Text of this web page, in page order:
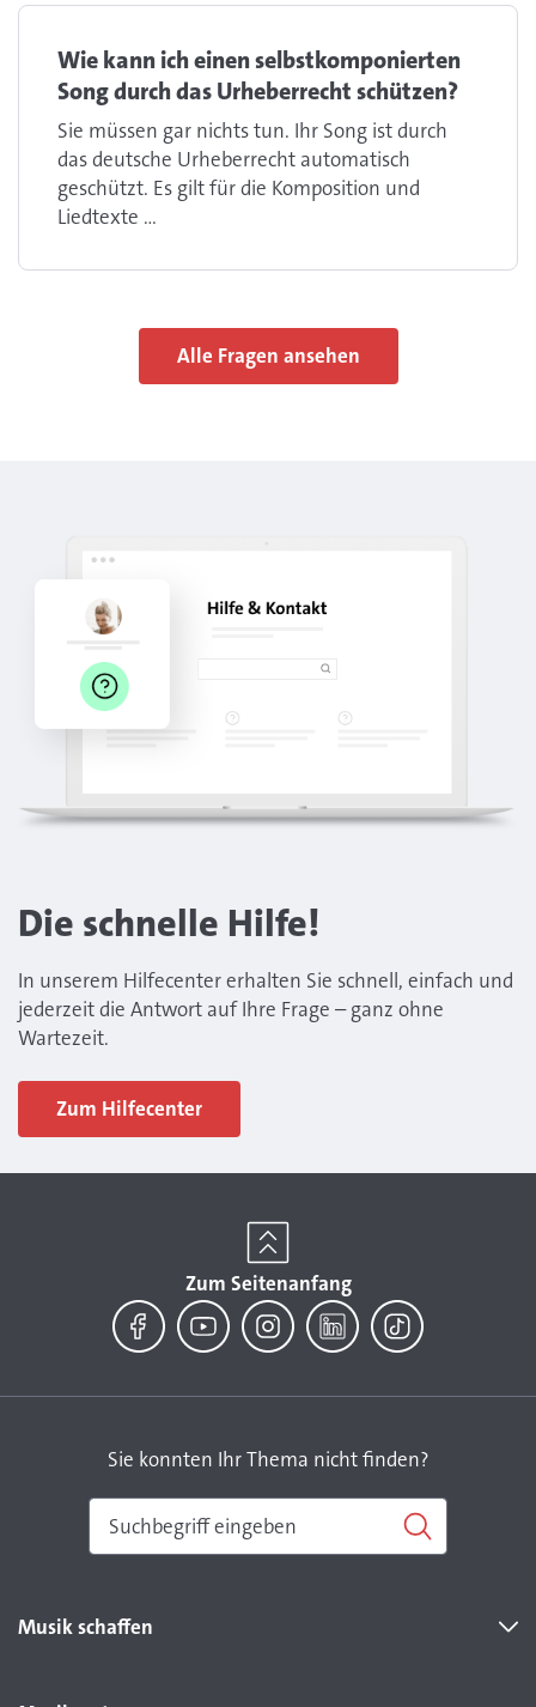
Wie kann ich einen selbstkomponierten
Song durch das Urheberrecht schützen?
Sie müssen gar nichts tun. Ihr Song ist durch
das deutsche Urheberrecht automatisch
geschützt. Es gilt für die Komposition und
Liedtexte ...
Alle Fragen ansehen
Die schnelle Hilfe!
In unserem Hilfecenter erhalten Sie schnell, einfach und
jederzeit die Antwort auf Ihre Frage – ganz ohne
Wartezeit.
Zum Hilfecenter
Zum Seitenanfang
Sie konnten Ihr Thema nicht finden?
Musik schaffen